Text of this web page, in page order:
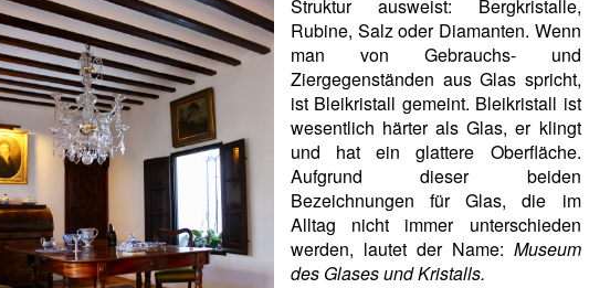
Struktur ausweist: Bergkristalle,
Rubine, Salz oder Diamanten. Wenn
man von Gebrauchs- und
Ziergegenständen aus Glas spricht,
ist Bleikristall gemeint. Bleikristall ist
wesentlich härter als Glas, er klingt
und hat ein glattere Oberfläche.
Aufgrund dieser beiden
Bezeichnungen für Glas, die im
Alltag nicht immer unterschieden
werden, lautet der Name: Museum
des Glases und Kristalls.